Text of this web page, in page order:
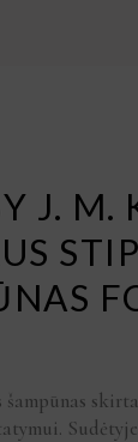
J. M.
šampūnas